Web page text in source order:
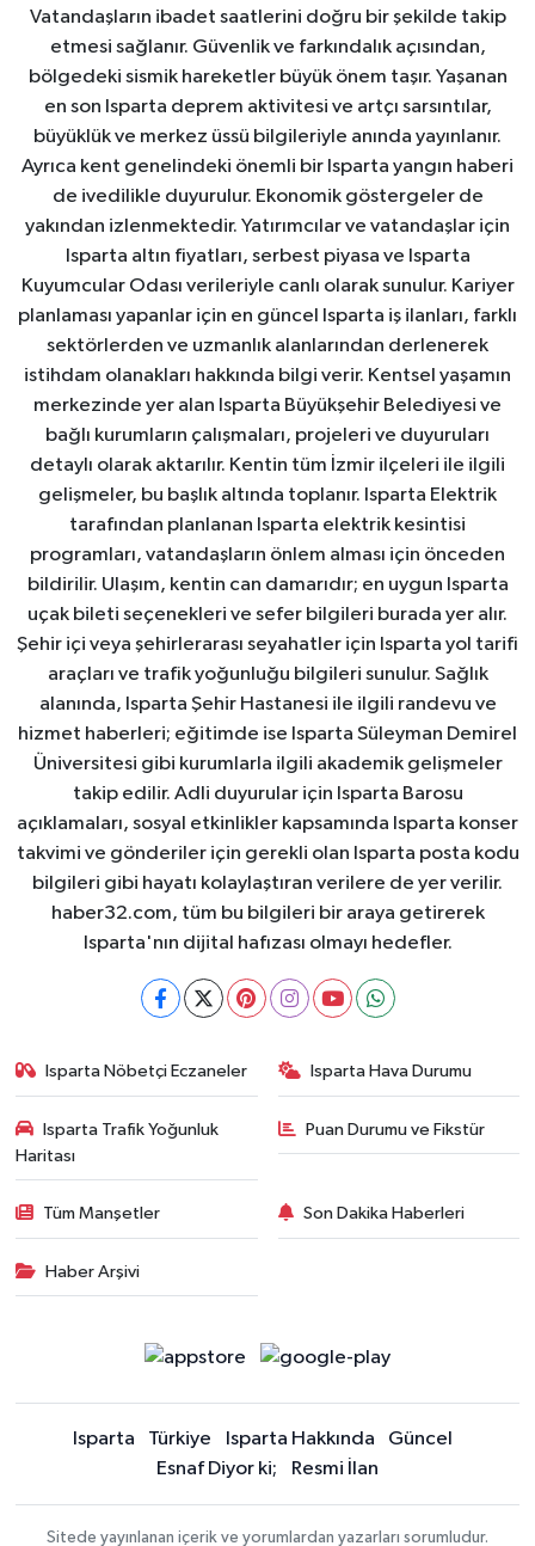
Vatandaşların ibadet saatlerini doğru bir şekilde takip
etmesi sağlanır. Güvenlik ve farkındalık açısından,
bölgedeki sismik hareketler büyük önem taşır. Yaşanan
en son Isparta deprem aktivitesi ve artçı sarsıntılar,
büyüklük ve merkez üssü bilgileriyle anında yayınlanır.
Ayrıca kent genelindeki önemli bir Isparta yangın haberi
de ivedilikle duyurulur. Ekonomik göstergeler de
yakından izlenmektedir. Yatırımcılar ve vatandaşlar için
Isparta altın fiyatları, serbest piyasa ve Isparta
Kuyumcular Odası verileriyle canlı olarak sunulur. Kariyer
planlaması yapanlar için en güncel Isparta iş ilanları, farklı
sektörlerden ve uzmanlık alanlarından derlenerek
istihdam olanakları hakkında bilgi verir. Kentsel yaşamın
merkezinde yer alan Isparta Büyükşehir Belediyesi ve
bağlı kurumların çalışmaları, projeleri ve duyuruları
detaylı olarak aktarılır. Kentin tüm İzmir ilçeleri ile ilgili
gelişmeler, bu başlık altında toplanır. Isparta Elektrik
tarafından planlanan Isparta elektrik kesintisi
programları, vatandaşların önlem alması için önceden
bildirilir. Ulaşım, kentin can damarıdır; en uygun Isparta
uçak bileti seçenekleri ve sefer bilgileri burada yer alır.
Şehir içi veya şehirlerarası seyahatler için Isparta yol tarifi
araçları ve trafik yoğunluğu bilgileri sunulur. Sağlık
alanında, Isparta Şehir Hastanesi ile ilgili randevu ve
hizmet haberleri; eğitimde ise Isparta Süleyman Demirel
Üniversitesi gibi kurumlarla ilgili akademik gelişmeler
takip edilir. Adli duyurular için Isparta Barosu
açıklamaları, sosyal etkinlikler kapsamında Isparta konser
takvimi ve gönderiler için gerekli olan Isparta posta kodu
bilgileri gibi hayatı kolaylaştıran verilere de yer verilir.
haber32.com, tüm bu bilgileri bir araya getirerek
Isparta'nın dijital hafızası olmayı hedefler.
Isparta Nöbetçi Eczaneler Isparta Hava Durumu
Isparta Trafik Yoğunluk
Haritası
Puan Durumu ve Fikstür
Tüm Manşetler Son Dakika Haberleri
Haber Arşivi
Isparta Türkiye Isparta Hakkında
Güncel
Esnaf Diyor ki;
Resmi İlan
Sitede yayınlanan içerik ve yorumlardan yazarları sorumludur.